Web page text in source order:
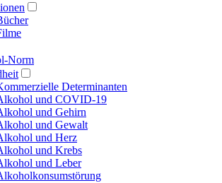
Norm
Determinanten
und COVID-19
und Gehirn
und Gewalt
und Herz
und Krebs
und Leber